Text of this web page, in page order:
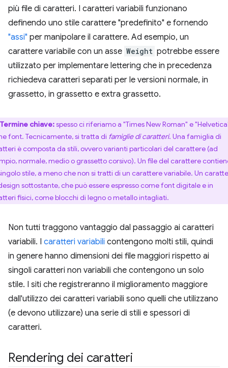
più file di caratteri. I caratteri variabili funzionano
definendo uno stile carattere "predefinito" e fornendo
"assi" per manipolare il carattere. Ad esempio, un
carattere variabile con un asse Weight potrebbe essere
utilizzato per implementare lettering che in precedenza
richiedeva caratteri separati per le versioni normale, in
grassetto, in grassetto e extra grassetto.
Termine chiave:spesso ci riferiamo a "Times New Roman" e
font. Tecnicamente, si tratta di famiglie di caratteri. Una famiglia di
è composta da stili, ovvero varianti particolari del carattere (ad
normale, medio o grassetto corsivo). Un file del carattere
stile, a meno che non si tratti di un carattere variabile. Un
sottostante, che può essere espresso come font digitale e in
fisici, come blocchi di legno o metallo intagliati.
Non tutti traggono vantaggio dal passaggio ai caratteri
variabili. I caratteri variabili contengono molti stili, quindi
in genere hanno dimensioni dei file maggiori rispetto ai
singoli caratteri non variabili che contengono un solo
stile. I siti che registreranno il miglioramento maggiore
dall'utilizzo dei caratteri variabili sono quelli che utilizzano
(e devono utilizzare) una serie di stili e spessori di
caratteri.
Rendering dei caratteri